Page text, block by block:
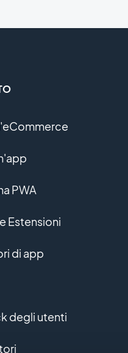
PWA
Estensioni
di app
degli utenti